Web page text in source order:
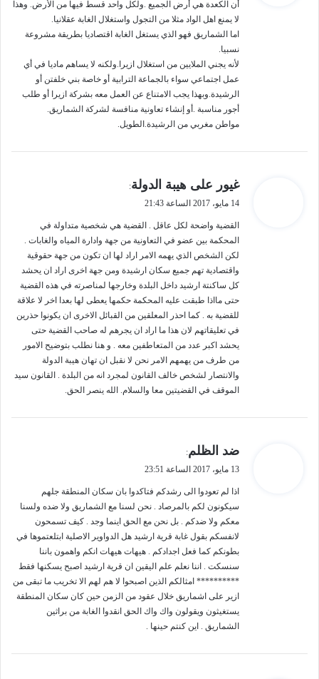
ل
أن الكعدة هي أرض الجميع .ولكل واحد قسط فيها من الأرض. وهذا
لا يمنع اهل الواد مثلا من التجول واستغلال الغابة عقلانيا.
اما الشماريق فهو الذي يستغل الغابة اقتصاديا بطريقة مشروعة
نسبيا.
لأنه يجني الملايين من استغلال ازيرا.ولكنه لا يساهم ماديا في أي
عمل اجتماعي سواء بالجماعة الترابية أو خاصة بني خلفتن أو
الرشيدة.وبهذا يجب الامتناع عن العمل معه بشركة ازيرا أو طلب
أجور مناسبة .أو إنشاء تعاونية منافسة لشركة الشماريق.
مواطن مغربي من الرشيدة.الطويل.
ي
ل
غيور على هيبة الدولة:
14 مايو، 2017 الساعة 21:43
القضية واضحة لكل عاقل . القضية هي شخصية متداولة في
المحكمة بين عضو في التعاونية من جهة وادارة المياه والغابات .
لكن الشخص الذي يهمه الامر اراد لها ان تكون من جهة حقوقية
واقتصادية تهم جميع سكان ارشيدة ومن جهة اخرى اراد ان يحشد
كل ساكنتة ارشيد داخل البلدة وخارجها لمناصرته في هذه القضية
حتى مااذا طبقت عليه المحكمة حكمها يعطى لها بعدا اخر لا علاقة
للقضية به . كما احذر المعلقين من القبائل الاخرى ان يكونوا حذرين
في تعليقاتهم لان هذا ما اراد ان يجرهم له صاحب القضية حتى
يحشد اكبر عدد من المتعاطفين معه . و هنا نطلب بتوضيح الامور
من طرف من يهمهم الامر نحن لا نقبل ان تهان هيبة الدولة
والانتصار لشخص خالف القانون لمجرد انه من البلدة . القانون سيد
الموقف في القضيتين معا والسلام. الله ينصر الحق.
ل
ضد الظلم:
13 مايو، 2017 الساعة 23:51
اذا لم تعودوا الى رشدكم فتاكدوا بان سكان المنطقة جلهم
سيكونون لكم بالمرصاد . نحن لسنا مع الشماريق ولا ضده ولسنا
معكم ولا ضدكم . بل نحن مع الحق اينما وجد . كيف تسمحون
لانفسكم بقول غابة قرية ارشيد هل الدواوير الاصلية ابتلعتموها في
بطونكم كما فعل اجدادكم . هيهات هيهات انكم واهمون باننا
سنسكت . اننا نعلم علم اليقين ان قرية ارشيد اصبح يسكنها فقط
********** امثالكم الذين اصبحوا لا هم لهم الا تخريب ما تبقى من
ازير على اشماريق خلال عقود من الزمن حين كان سكان المنطقة
يستغيثون ويقولون واك واك الحق انقدوا الغابة من براثين
الشماريق . اين كنتم حينها .